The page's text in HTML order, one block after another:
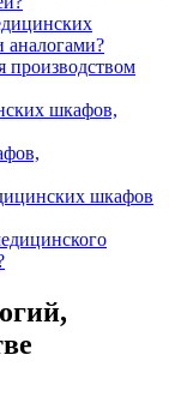
производством
шкафов,
шкафов